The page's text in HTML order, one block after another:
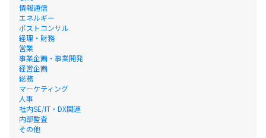
情報通信
エネルギー
ポストコンサル
経理・財務
営業
事業企画・事業開発
経営企画
総務
マーケティング
人事
社内SE/IT・DX関連
内部監査
その他